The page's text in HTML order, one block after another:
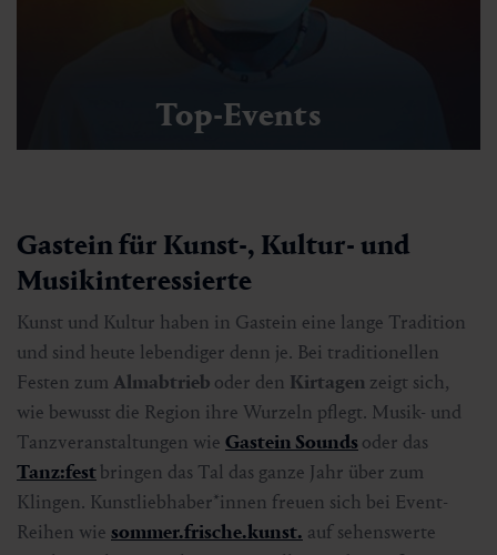
Top-Events
Gastein für Kunst-, Kultur- und
Musikinteressierte
Kunst und Kultur haben in Gastein eine lange Tradition
und sind heute lebendiger denn je. Bei traditionellen
Festen zum Almabtrieb oder den Kirtagen zeigt sich,
wie bewusst die Region ihre Wurzeln pflegt. Musik- und
Tanzveranstaltungen wie Gastein Sounds oder das
Tanz:festbringen das Tal das ganze Jahr über zum
Klingen. Kunstliebhaber*innen freuen sich bei Event-
Reihen wie sommer.frische.kunst. auf sehenswerte